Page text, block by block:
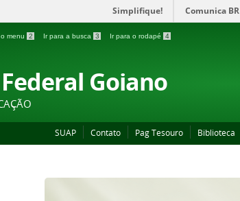
Simplifique! Comunica BR
menu 2 Ir para a busca 3 Ir para o rodapé 4
Goiano
SUAP Contato Pag Tesouro Biblioteca